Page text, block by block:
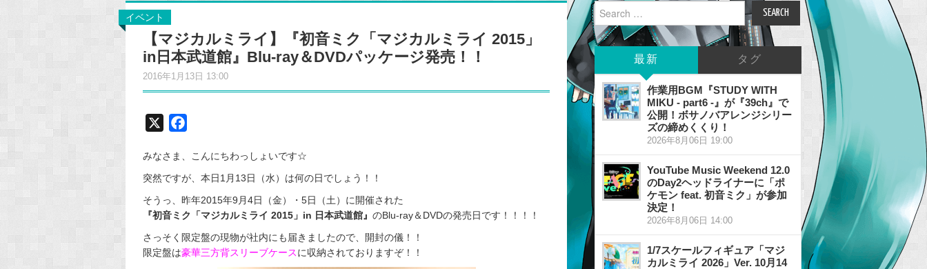
イベント
【マジカルミライ】『初音ミク「マジカルミライ 2015」
in日本武道館』Blu-ray＆DVDパッケージ発売！！
2016年1月13日 13:00
c
e
b
o
k
みなさま、こんにちわっしょいです☆
突然ですが、本日1月13日（水）は何の日でしょう！！
そうっ、昨年2015年9月4日（金）・5日（土）に開催された
『初音ミク「マジカルミライ 2015」in 日本武道館』 のBlu-ray＆DVDの発売日です！！！！
さっそく限定盤の現物が社内にも届きましたので、開封の儀！！
限定盤は豪華三方背スリーブケースに収納されておりますぞ！！
Search
for:
最新 タグ
作業用BGM『STUDY WITH
MIKU - part6 -』が『39ch』で
公開！ボサノバアレンジシリー
ズの締めくくり！
2026年8月06日 19:00
YouTube Music Weekend 12.0
のDay2ヘッドライナーに「ポ
ケモン feat. 初音ミク」が参加
決定！
2026年8月06日 14:00
1/7スケールフィギュア「マジ
カルミライ 2026」Ver. 10月14